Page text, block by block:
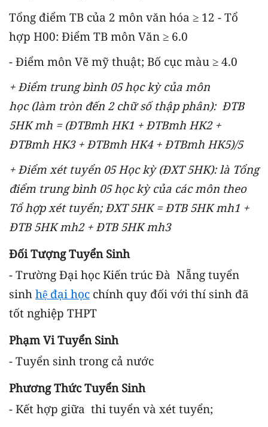
Tổng điểm TB của 2 môn văn hóa ≥ 12 - Tổ
hợp H00: Điểm TB môn Văn ≥ 6.0
- Điểm môn Vẽ mỹ thuật; Bố cục màu ≥ 4.0
+ Điểm trung bình 05 học kỳ của môn
học (làm tròn đến 2 chữ số thập phân): ĐTB
5HK mh = (ĐTBmh HK1 + ĐTBmh HK2 +
ĐTBmh HK3 + ĐTBmh HK4 + ĐTBmh HK5)/5
+ Điểm xét tuyển 05 Học kỳ (ĐXT 5HK): là Tổng
điểm trung bình 05 học kỳ của các môn theo
Tổ hợp xét tuyển; ĐXT 5HK = ĐTB 5HK mh1 +
ĐTB 5HK mh2 + ĐTB 5HK mh3
Đối Tượng Tuyển Sinh
- Trường Đại học Kiến trúc Đà Nẵng tuyển
sinh hệ đại học chính quy đối với thí sinh đã
tốt nghiệp THPT
Phạm Vi Tuyển Sinh
- Tuyển sinh trong cả nước
Phương Thức Tuyển Sinh
- Kết hợp giữa thi tuyển và xét tuyển;